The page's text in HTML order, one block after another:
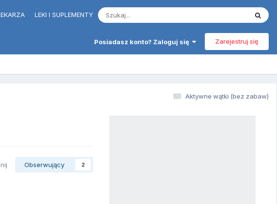
LEKI I SUPLEMENTY
Posiadasz konto? Zaloguj się Zarejestruj się
Aktywne wątki (bez zabaw)
Obserwujący 2